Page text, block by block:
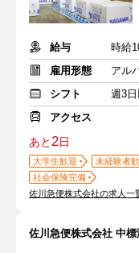
給与
時給
雇用形態
アル
シフト
週3
アクセス
あと2日
大学生歓迎 未経験者
社会保険完備
佐川急便株式会社の求人一
佐川急便株式会社 中